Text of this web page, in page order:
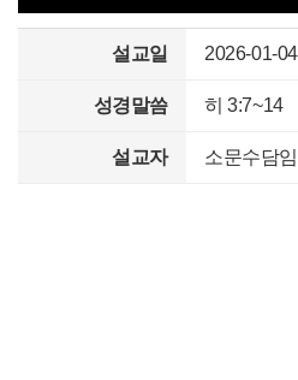
설교일 2026-01-04
성경말씀 히 3:7~14
설교자 소문수담